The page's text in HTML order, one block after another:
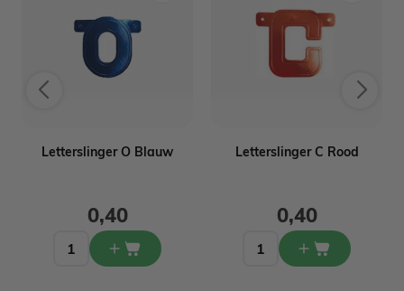
Letterslinger O Blauw
0,40
Letterslinger C Rood
0,40